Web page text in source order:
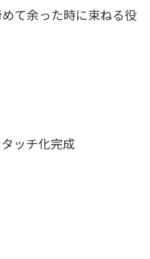
て余った時に束ねる役
ッチ化完成